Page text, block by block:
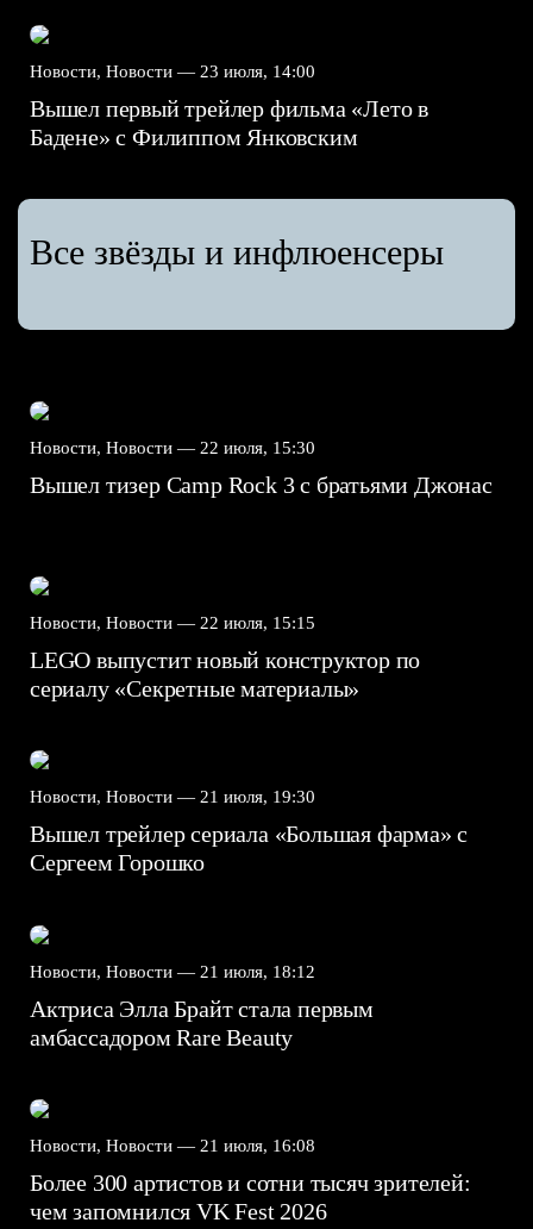
Новости, Новости — 23 июля, 14:00
Вышел первый трейлер фильма «Лето в
Бадене» с Филиппом Янковским
Все звёзды и инфлюенсеры
Новости, Новости — 22 июля, 15:30
Вышел тизер Camp Rock 3 с братьями Джонас
Новости, Новости — 22 июля, 15:15
LEGO выпустит новый конструктор по
сериалу «Секретные материалы»
Новости, Новости — 21 июля, 19:30
Вышел трейлер сериала «Большая фарма» с
Сергеем Горошко
Новости, Новости — 21 июля, 18:12
Актриса Элла Брайт стала первым
амбассадором Rare Beauty
Новости, Новости — 21 июля, 16:08
Более 300 артистов и сотни тысяч зрителей:
чем запомнился VK Fest 2026